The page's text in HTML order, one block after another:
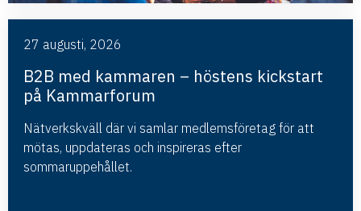
27 augusti, 2026
B2B med kammaren – höstens kickstart
på Kammarforum
Nätverkskväll där vi samlar medlemsföretag för att
mötas, uppdateras och inspireras efter
sommaruppehållet.